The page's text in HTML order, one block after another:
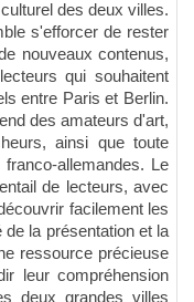
des deux villes.
s'efforcer de rester
nouveaux contenus,
qui souhaitent
entre Paris et Berlin.
des amateurs d'art,
ainsi que toute
allemandes. Le
de lecteurs, avec
facilement les
la présentation et la
ressource précieuse
leur compréhension
deux grandes villes